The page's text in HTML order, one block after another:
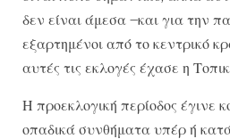
δεν είναι άμεσα –και για την
εξαρτημένοι από το κεντρικό
αυτές τις εκλογές έχασε η
Η προεκλογική περίοδος έγινε
οπαδικά συνθήματα υπέρ ή